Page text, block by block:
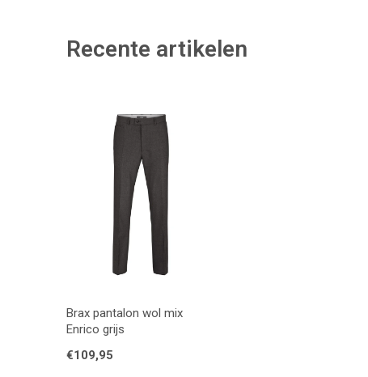
Recente artikelen
Brax pantalon wol mix
Enrico grijs
€109,95